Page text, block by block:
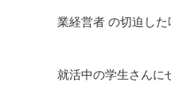
業経営者 の切迫した
就活中の学生さんに